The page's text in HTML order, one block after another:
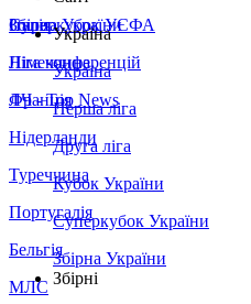
Збірна України
Італія
Німеччина
Франція
Нідерланди
Туреччина
Португалія
Бельгія
МЛС
Суперкубок УЄФА
Ліга конференцій
ЛЧ - Top News
Україна
Україна
Перша ліга
Друга ліга
Кубок України
Суперкубок України
Збірна України
Збірні